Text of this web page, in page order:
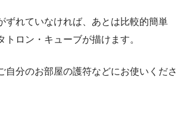
ずれていなければ、あとは比較的簡単
トロン・キューブが描けます。
自分のお部屋の護符などにお使いくださ